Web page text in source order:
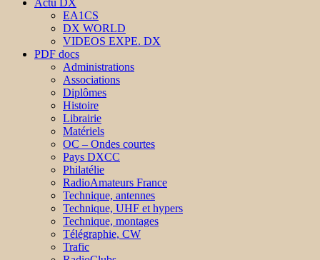
Actu DX
EA1CS
DX WORLD
VIDEOS EXPE. DX
PDF docs
Administrations
Associations
Diplômes
Histoire
Librairie
Matériels
OC – Ondes courtes
Pays DXCC
Philatélie
RadioAmateurs France
Technique, antennes
Technique, UHF et hypers
Technique, montages
Télégraphie, CW
Trafic